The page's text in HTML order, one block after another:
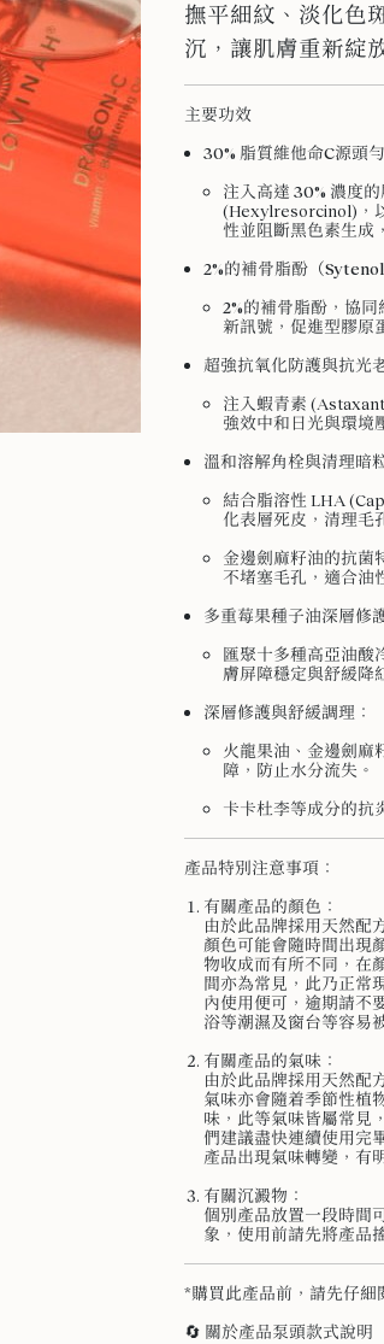
撫平細紋、淡化色
沉，讓肌膚重新綻
主要功效
30% 脂質維他命C源頭
注入高達 30% 濃度
(Hexylresorcinol)，
性並阻斷黑色素生成
2%的補骨脂酚（
2%的補骨脂酚， 協同
新訊號，促進型膠原
超強抗氧化防護與抗光
注入蝦青素
強效中和日光與環境
溫和溶解角栓與清理暗
結合脂溶性 LHA
化表層死皮，清理毛
金邊劍麻籽油的抗菌
不堵塞毛孔，適合油
多重莓果種子油深層修
匯聚十多種高亞油酸
膚屏障穩定與舒緩降
深層修護與舒緩調理：
火龍果油、金邊劍麻
障，防止水分流失。
卡卡杜李等成分的抗
產品特別注意事項：
有關產品的顏色：
由於此品牌採用天然配
顏色可能會隨時間出現
物收成而有所不同，在
間亦為常見，此乃正常
內使用便可，逾期請不
浴等潮濕及窗台等容易
有關產品的氣味：
由於此品牌採用天然配
氣味亦會隨着季節性植
味，此等氣味皆屬常見
們建議盡快連續使用完
產品出現氣味轉變，有
有關沉澱物：
個別產品放置一段時間
象，使用前請先將產品
*購買此產品前，請先仔細
🔄 關於產品泵頭款式說明